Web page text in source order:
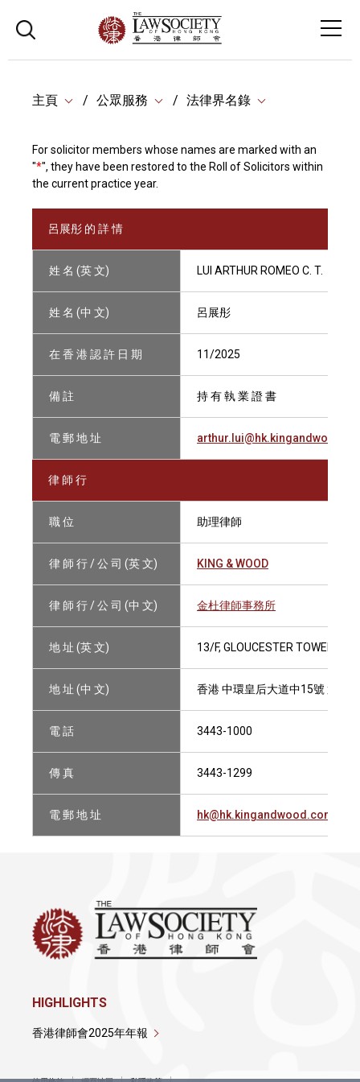
主頁 公眾服務 法律界名錄
For solicitor members whose names are marked with an
"*", they have been restored to the Roll of Solicitors within
the current practice year.
呂展彤 的 詳 情
姓 名 (英 文) LUI ARTHUR ROMEO C. T.
姓 名 (中 文) 呂展彤
在 香 港 認 許 日 期 11/2025
備 註 持 有 執 業 證 書
電 郵 地 址
律 師 行
職 位 助理律師
律 師 行 / 公 司 (英 文) KING & WOOD
律 師 行 / 公 司 (中 文) 金杜律師事務所
地 址 (英 文) 13/F, GLOUCESTER TOWER,
地 址 (中 文) 香港 中環皇后大道中15號 置地
電 話 3443-1000
傳 真 3443-1299
電 郵 地 址 hk@hk.kingandwood.com
HIGHLIGHTS
香港律師會2025年年報